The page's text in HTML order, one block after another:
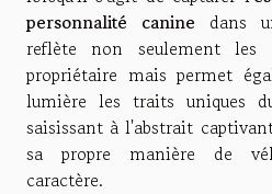
personnalité canine dans
reflète non seulement les
propriétaire mais permet
lumière les traits uniques
saisissant à l'abstrait
sa propre manière de
caractère.